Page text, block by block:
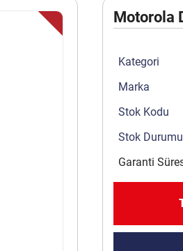
Motorola
Kategori
Marka
Stok Kodu
Stok Durumu
Garanti